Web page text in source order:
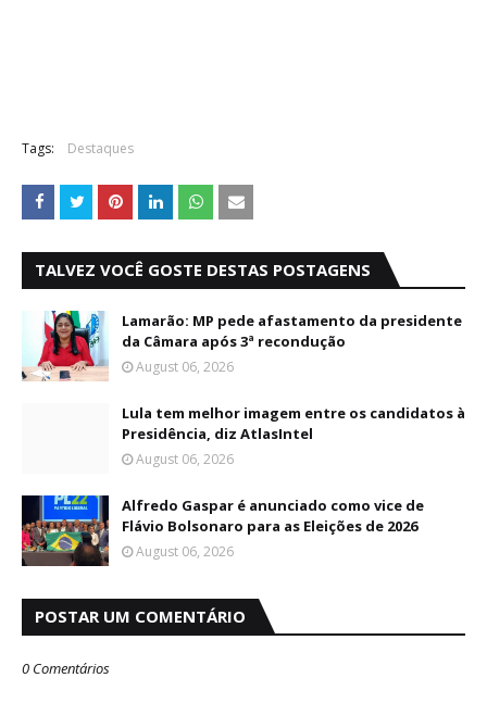
Tags: Destaques
TALVEZ VOCÊ GOSTE DESTAS POSTAGENS
Lamarão: MP pede afastamento da presidente
da Câmara após 3ª recondução
August 06, 2026
Lula tem melhor imagem entre os candidatos à
Presidência, diz AtlasIntel
August 06, 2026
Alfredo Gaspar é anunciado como vice de
Flávio Bolsonaro para as Eleições de 2026
August 06, 2026
POSTAR UM COMENTÁRIO
0 Comentários